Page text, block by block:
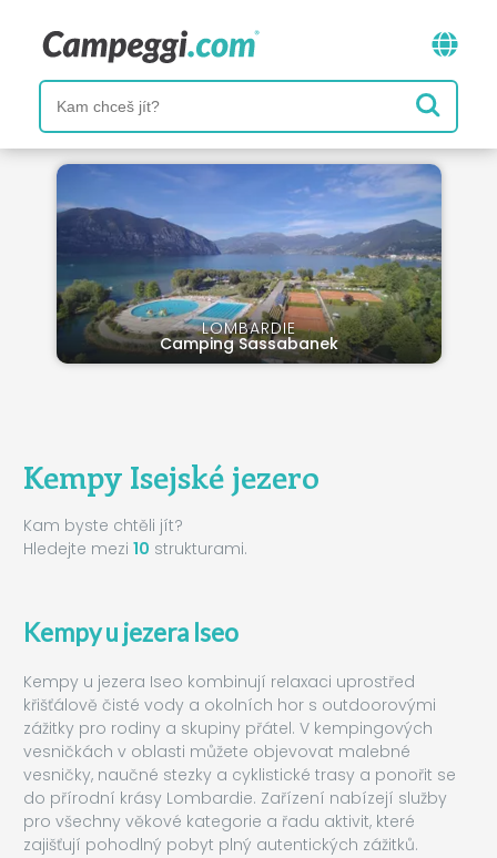
LOMBARDIE
Camping Sassabanek
Kempy Isejské jezero
Kam byste chtěli jít?
Hledejte mezi 10 strukturami.
Kempy u jezera Iseo
Kempy u jezera Iseo kombinují relaxaci uprostřed
křišťálově čisté vody a okolních hor s outdoorovými
zážitky pro rodiny a skupiny přátel. V kempingových
vesničkách v oblasti můžete objevovat malebné
vesničky, naučné stezky a cyklistické trasy a ponořit se
do přírodní krásy Lombardie. Zařízení nabízejí služby
pro všechny věkové kategorie a řadu aktivit, které
zajišťují pohodlný pobyt plný autentických zážitků.